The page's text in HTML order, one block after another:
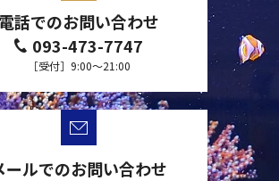
電話でのお問い合わせ
093-473-7747
［受付］9:00～21:00
ールでのお問い合わせ